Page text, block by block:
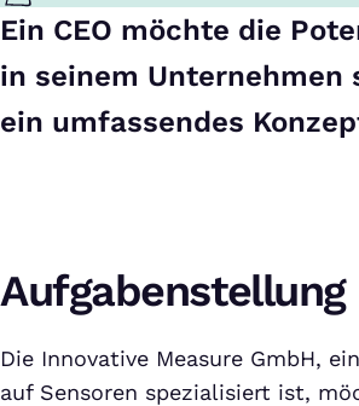
Ein CEO möchte die
in seinem
ein umfassendes
Aufgabenstellung
Die Innovative Measure GmbH,
auf Sensoren spezialisiert ist,